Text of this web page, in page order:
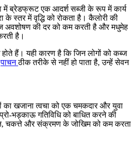
में ब्रेडफ्रूट एक आदर्श सब्जी के रूप में कार्य
के स्तर में वृद्धि को रोकता है। कैलोरी की
अवशोषण की दर को कम करती है और मधुमेह
है।
होते हैं। यही कारण है कि जिन लोगों को कब्ज
पाचनठीक तरीके से नहीं हो पाता है, उन्हें सेवन
खजाना त्वचा को एक चमकदार और युवा
भड़काऊ गतिविधि को बाधित करने की
चकत्ते और संक्रमण के जोखिम को कम करता